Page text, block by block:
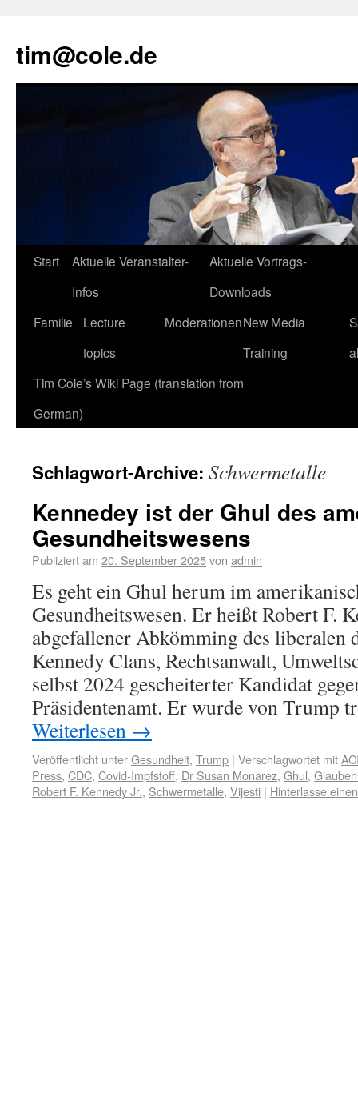
tim@cole.de
Start
Aktuelle Veranstalter-
Infos
Aktuelle Vortrags-
Downloads
Familie
Lecture
topics
ModerationenNew Media
Training
Tim Cole’s Wiki Page (translation from
German)
Schlagwort-Archive: Schwermetalle
Kennedey ist der Ghul des
Gesundheitswesens
Publiziert am 20. September 2025von admin
Es geht ein Ghul herum im
Gesundheitswesen. Er heißt Robert F.
abgefallener Abkömming des liberalen
Kennedy Clans, Rechtsanwalt,
selbst 2024 gescheiterter Kandidat
Präsidentenamt. Er wurde von Trump
Weiterlesen →
Veröffentlicht unterGesundheit, Trump | Verschlagwortet mit
Press, CDC, Covid-Impfstoff, Dr Susan Monarez, Ghul,
Robert F. Kennedy Jr., Schwermetalle, Vijesti | Hinterlasse